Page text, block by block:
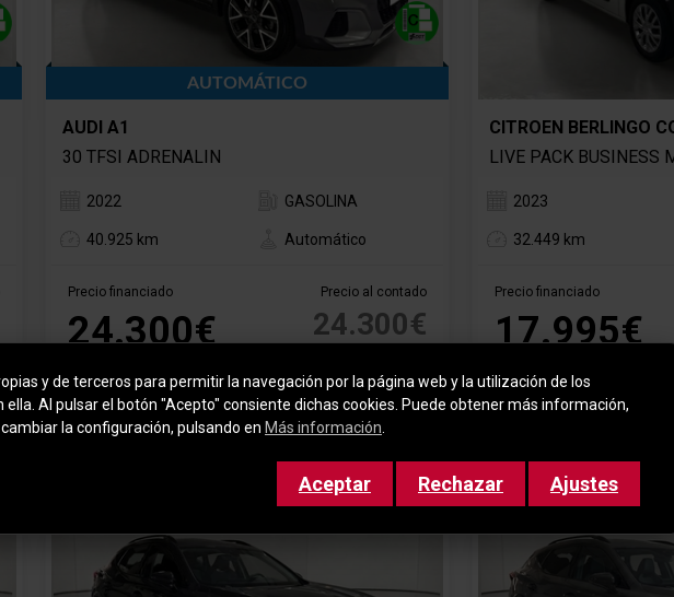
AUTOMÁTICO
AUDI A1
30 TFSI ADRENALIN
2022 GASOLINA
40.925 km Automático
Precio financiado
24.300€
financiación
Precio al contado
24.300€
CITROEN BERLINGO
LIVE PACK BUSINESS
2023
32.449 km
Precio financiado
17.995€
financiación
y de terceros para permitir la navegación por la página web y la utilización de los
ella. Al pulsar el botón "Acepto" consiente dichas cookies. Puede obtener más información,
la configuración, pulsando en Más información
Aceptar Rechazar Ajustes